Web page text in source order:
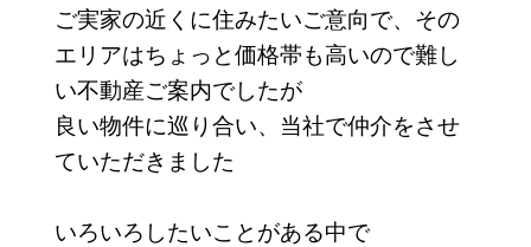
ご実家の近くに住みたいご意向で、その
エリアはちょっと価格帯も高いので難し
い不動産ご案内でしたが
良い物件に巡り合い、当社で仲介をさせ
ていただきました
いろいろしたいことがある中で